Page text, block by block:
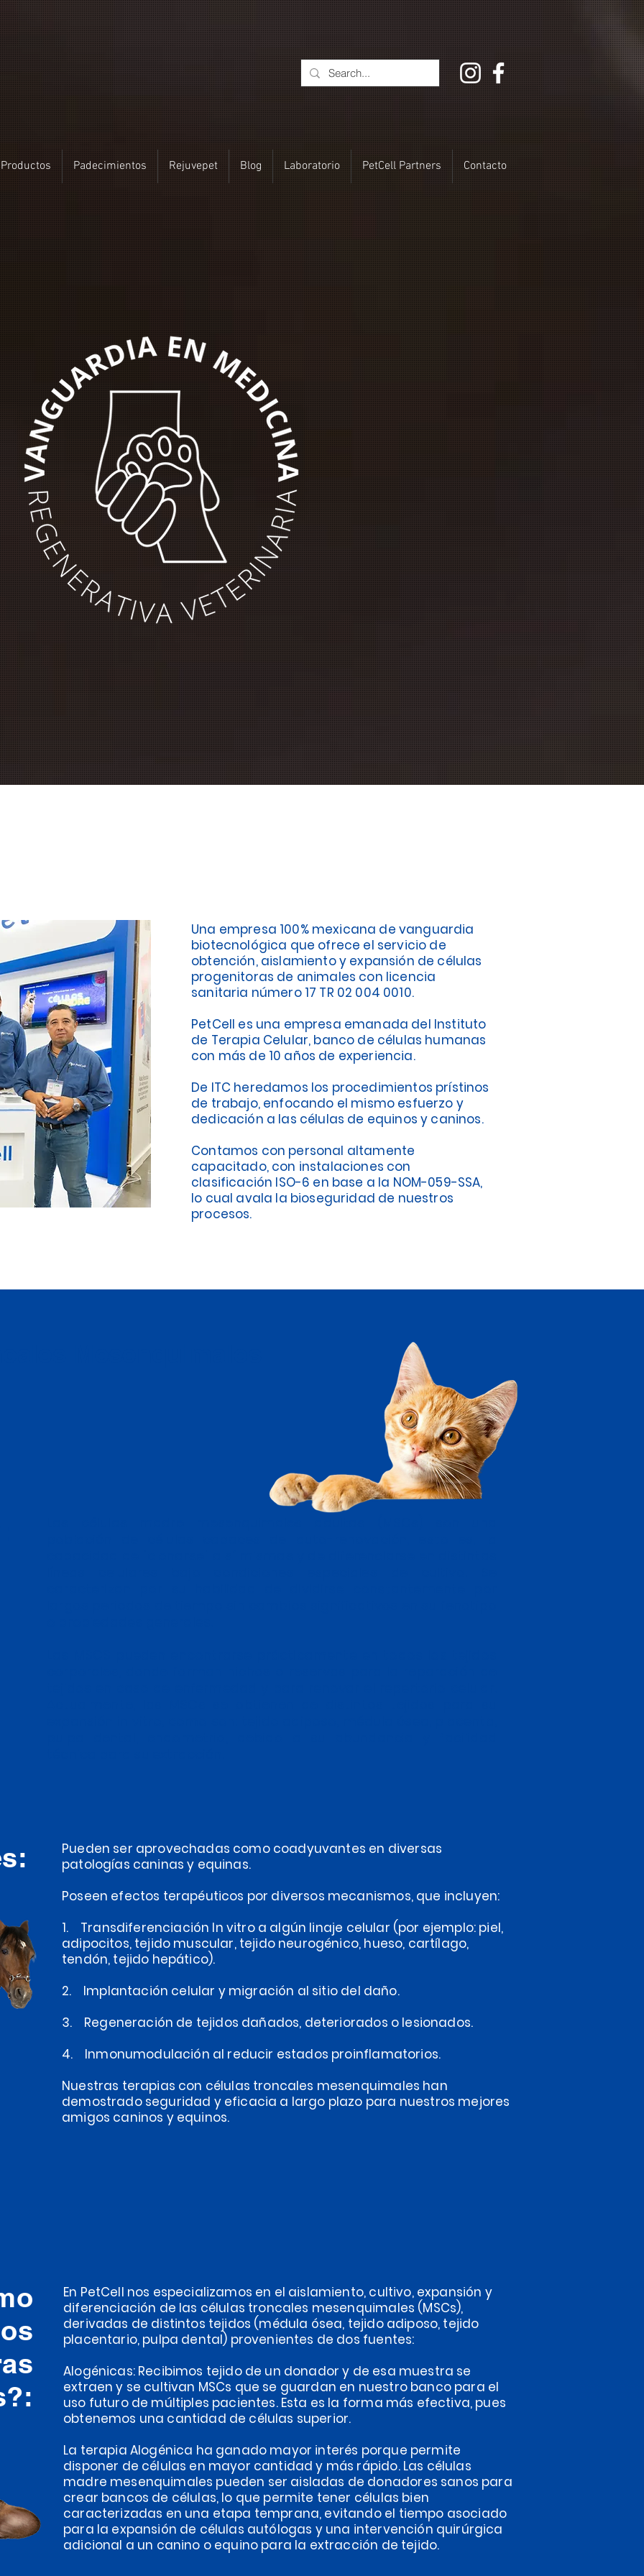
Padecimientos Rejuvepet Blog Laboratorio PetCell Partners Contacto
Una empresa 100% mexicana de vanguardia
biotecnológica que ofrece el servicio de
obtención, aislamiento y expansión de células
progenitoras de animales con licencia
sanitaria número 17 TR 02 004 0010.
PetCell es una empresa emanada del Instituto
de Terapia Celular, banco de células humanas
con más de 10 años de experiencia.
De ITC heredamos los procedimientos prístinos
de trabajo, enfocando el mismo esfuerzo y
dedicación a las células de equinos y caninos.
Contamos con personal altamente
capacitado, con instalaciones con
clasificación ISO-6 en base a la NOM-059-SSA,
lo cual avala la bioseguridad de nuestros
procesos.
Pueden ser aprovechadas como coadyuvantes en diversas
patologías caninas y equinas.
Poseen efectos terapéuticos por diversos mecanismos, que incluyen:
1. Transdiferenciación In vitro a algún linaje celular (por ejemplo: piel,
adipocitos, tejido muscular, tejido neurogénico, hueso, cartílago,
tendón, tejido hepático).
2. Implantación celular y migración al sitio del daño.
3. Regeneración de tejidos dañados, deteriorados o lesionados.
4. Inmonumodulación al reducir estados proinflamatorios.
Nuestras terapias con células troncales mesenquimales han
demostrado seguridad y eficacia a largo plazo para nuestros mejores
amigos caninos y equinos.
En PetCell nos especializamos en el aislamiento, cultivo, expansión y
diferenciación de las células troncales mesenquimales (MSCs),
derivadas de distintos tejidos (médula ósea, tejido adiposo, tejido
placentario, pulpa dental) provenientes de dos fuentes:
Alogénicas: Recibimos tejido de un donador y de esa muestra se
extraen y se cultivan MSCs que se guardan en nuestro banco para el
uso futuro de múltiples pacientes. Esta es la forma más efectiva, pues
obtenemos una cantidad de células superior.
La terapia Alogénica ha ganado mayor interés porque permite
disponer de células en mayor cantidad y más rápido. Las células
madre mesenquimales pueden ser aisladas de donadores sanos para
crear bancos de células, lo que permite tener células bien
caracterizadas en una etapa temprana, evitando el tiempo asociado
para la expansión de células autólogas y una intervención quirúrgica
adicional a un canino o equino para la extracción de tejido.